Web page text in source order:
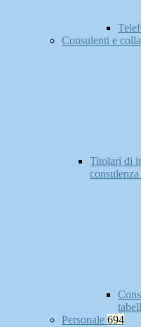
Consulenti e
Titolari di
consulenza
Personale 694